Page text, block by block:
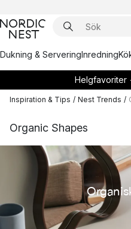
Dukning & ServeringInredning
Helgfavoriter
Inspiration & Tips / Nest Trends /
Organic Shapes